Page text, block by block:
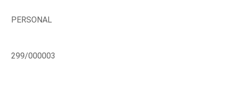
PERSONAL
299/000003